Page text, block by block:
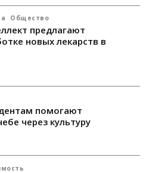
Общество
предлагают
новых лекарств в
помогают
через культуру